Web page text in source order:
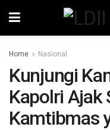
Home Nasional
Kunjungi
Kapolri Ajak
Kamtibmas